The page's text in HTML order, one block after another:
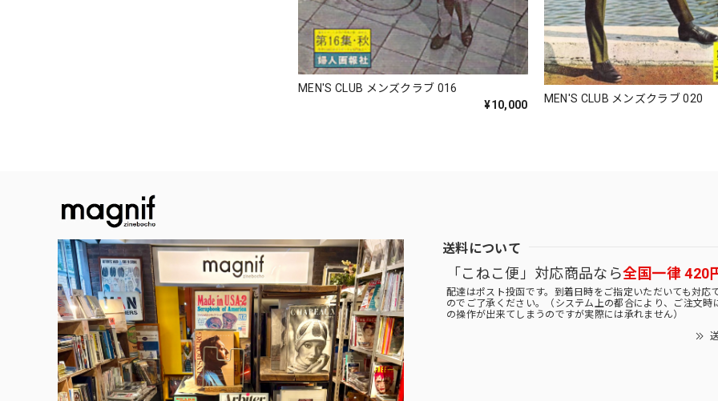
MEN'S CLUB メンズクラブ 016
¥10,000
MEN'S CLUB メンズクラブ 020
送料について
「こねこ便」対応商品なら全国一律 420
配達はポスト投函です。到着日時をご指定いただいても対応
のでご了承ください。（システム上の都合により、ご注文時
の操作が出来てしまうのですが実際には承れません）